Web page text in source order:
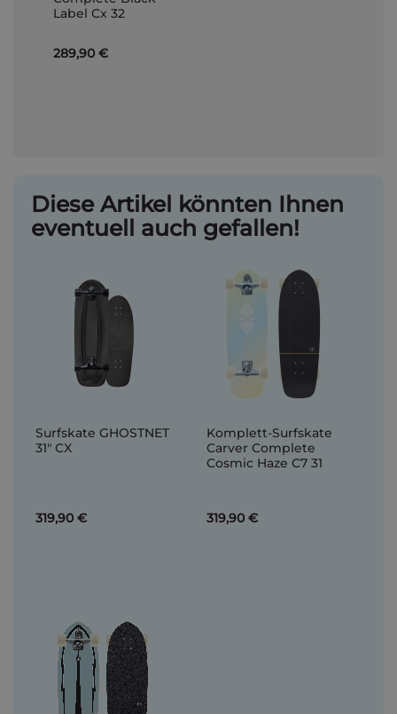
Label Cx 32
289,90 €
Diese Artikel könnten Ihnen
eventuell auch gefallen!
Surfskate GHOSTNET
31" CX
319,90 €
Komplett-Surfskate
Carver Complete
Cosmic Haze C7 31
319,90 €